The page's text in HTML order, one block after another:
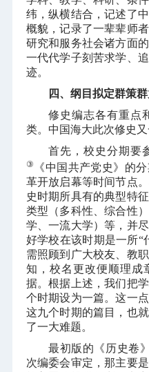
纬，纵横结合，记述了
概貌，记录了一辈辈师
研究和服务社会诸方面
一代代学子刻苦求学、
迹。
四、纲目拟定群策
修史编志各有重点
类。中国海大此次修史又
首先，校史分期要
③
《中国共产党史》的
革开放启幕等时间节点
史时期所具有的典型特
类型（多科性、综合性
学、一流大学）等，并
好学校在该时期是一所“
需照顾到广大校友、教
知，校名更改便顺理成
据。根据上述，我们把
个时期设为一篇。这一
这九个时期的篇目，也
了一大难题。
最初版的《历史卷
次编委会审定，那主要